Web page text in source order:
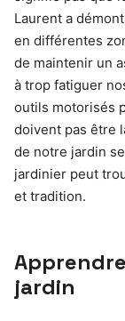
Laurent a
en différentes
de maintenir un
à trop fatiguer
outils motorisés
doivent pas être
de notre jardin
jardinier peut
et tradition.
jardin